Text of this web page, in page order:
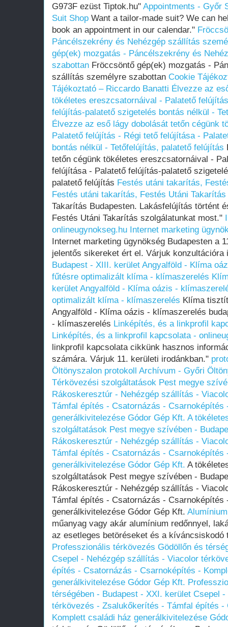
G973F ezüst Tiptok.hu" Appointments - Győr
Suit Shop Want a tailor-made suit? We can
book an appointment in our calendar."
Páncélszekrény és Nehézgép szállítás
gép(ek) mozgatás - Páncélszekrény és
szabottan Fröccsöntő gép(ek) mozgatás -
szállítás személyre szabottan Cookie
Tájékoztató – Riccardo Banatti Élvezze az
tökéletes ereszcsatornáival - Palatető
felújítás-palatető szigetelés bontás nélkül -
Élvezze az eső lágy dobolását tetőn cégünk
Palatető felújítás - Régi tető felújítása -
bontás nélkül - Tetőfelújítás, palatető felújítás
tetőn cégünk tökéletes ereszcsatornáival -
felújítása - Palatető felújítás-palatető
palatető felújítás Festés utáni takarítás,
Festés utáni takarítás, Festés Utáni Takarítás
Takarítás Budapesten. Lakásfelújítás történt
Festés Utáni Takarítás szolgálatunkat most."
onlineugynokseg.hu Internet marketing
Internet marketing ügynökség Budapesten a
jelentős sikereket ért el. Várjuk konzultációra
Budapest - XIII. kerület Angyalföld - Klíma
fűtésre optimalizált klíma - klímaszerelés
kerület Angyalföld - Klíma oázis -
optimalizált klíma - klímaszerelés Klíma
Angyalföld - Klíma oázis - klímaszerelés
- klímaszerelés Linképítés, és a linkprofil
Linképítés, és a linkprofil kapcsolata -
linkprofil kapcsolata cikkünk hasznos
számára. Várjuk 11. kerületi irodánkban."
Öltönyszalon protokoll Archívum - Győri
Térkövezési szolgáltatások Pest megye
Rákoskeresztúr - Nehézgép szállítás -
Támfal építés - Csatornázás - Csarnoképítés
generálkivitelezése Gódor Gép Kft. A
szolgáltatások Pest megye szívében -
Rákoskeresztúr - Nehézgép szállítás -
Támfal építés - Csatornázás - Csarnoképítés
generálkivitelezése Gódor Gép Kft. A
szolgáltatások Pest megye szívében -
Rákoskeresztúr - Nehézgép szállítás -
Támfal építés - Csatornázás - Csarnoképítés
generálkivitelezése Gódor Gép Kft.
műanyag vagy akár alumínium redőnnyel,
az esetleges betöréseket és a
Professzionális térkövezés Gödöllőn és
Csepel - Nehézgép szállítás - Viacolor
építés - Csatornázás - Csarnoképítés -
generálkivitelezése Gódor Gép Kft.
térségében - Budapest - XXI. kerület Csepel
térkövezés - Zsalukőkerítés - Támfal építés
Komplett családi ház generálkivitelezése